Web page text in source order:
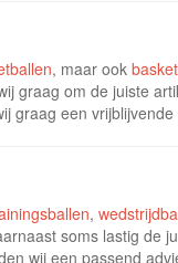
, maar ook
graag om de juiste
graag een vrijblijvende
,
soms lastig de
wij een passend